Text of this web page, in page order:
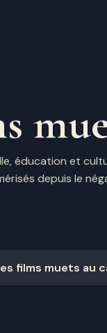
éducation et
depuis le
films muets au